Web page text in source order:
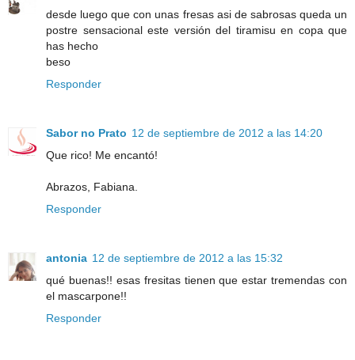
desde luego que con unas fresas asi de sabrosas queda un
postre sensacional este versión del tiramisu en copa que
has hecho
beso
Responder
Sabor no Prato 12 de septiembre de 2012 a las 14:20
Que rico! Me encantó!
Abrazos, Fabiana.
Responder
antonia 12 de septiembre de 2012 a las 15:32
qué buenas!! esas fresitas tienen que estar tremendas con
el mascarpone!!
Responder